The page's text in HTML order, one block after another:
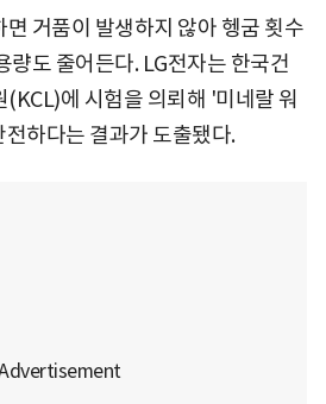
거품이 발생하지 않아 헹굼 횟수
량도 줄어든다. LG전자는 한국건
에 시험을 의뢰해 '미네랄 워
하다는 결과가 도출됐다.